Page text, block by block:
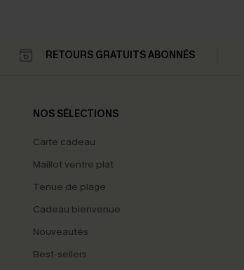
RETOURS GRATUITS ABONNÉS
NOS SÉLECTIONS
Carte cadeau
Maillot ventre plat
Tenue de plage
Cadeau bienvenue
Nouveautés
Best-sellers